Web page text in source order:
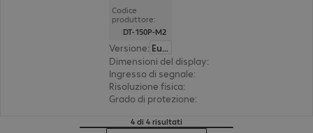
Codice
produttore:
DT-150P-M2
Versione:
Europa
Dimensioni del display:
Ingresso di segnale:
Risoluzione fisica:
Grado di protezione:
4 di 4 risultati